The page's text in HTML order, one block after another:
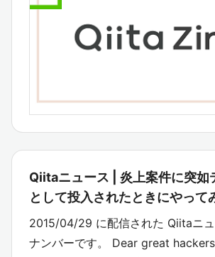
Qiitaニュース | 炎上案件に突如
として投入されたときにやって
2015/04/29 に配信された Qiitaニ
ナンバーです。 Dear great